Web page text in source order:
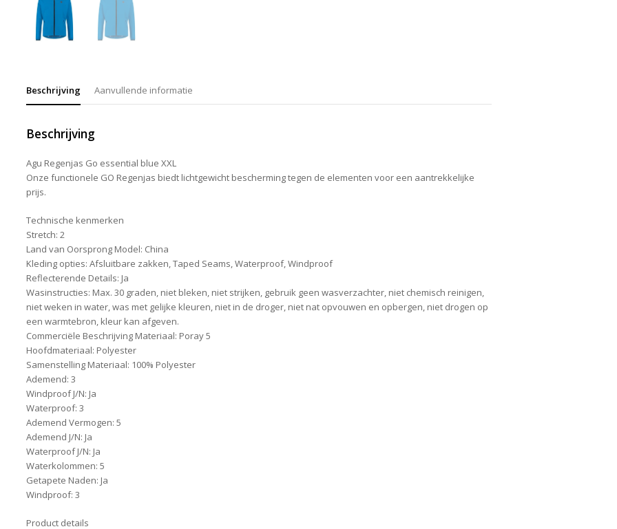
Beschrijving Aanvullende informatie
Beschrijving
Agu Regenjas Go essential blue XXL
Onze functionele GO Regenjas biedt lichtgewicht bescherming tegen de elementen voor een aantrekkelijke
prijs.
Technische kenmerken
Stretch: 2
Land van Oorsprong Model: China
Kleding opties: Afsluitbare zakken, Taped Seams, Waterproof, Windproof
Reflecterende Details: Ja
Wasinstructies: Max. 30 graden, niet bleken, niet strijken, gebruik geen wasverzachter, niet chemisch reinigen,
niet weken in water, was met gelijke kleuren, niet in de droger, niet nat opvouwen en opbergen, niet drogen op
een warmtebron, kleur kan afgeven.
Commerciële Beschrijving Materiaal: Poray 5
Hoofdmateriaal: Polyester
Samenstelling Materiaal: 100% Polyester
Ademend: 3
Windproof J/N: Ja
Waterproof: 3
Ademend Vermogen: 5
Ademend J/N: Ja
Waterproof J/N: Ja
Waterkolommen: 5
Getapete Naden: Ja
Windproof: 3
Product details